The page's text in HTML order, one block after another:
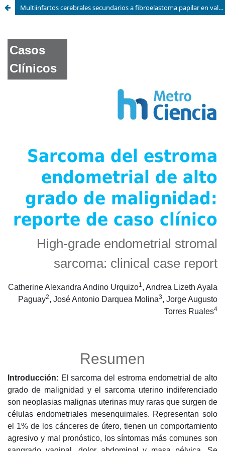
Multiinfartos cerebrales secundarios a fibroelastoma papilar en valvula aórtica